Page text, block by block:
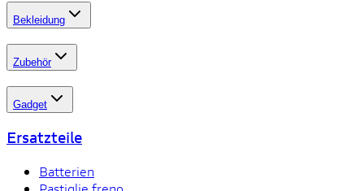
Bekleidung
Zubehör
Gadget
Ersatzteile
Batterien